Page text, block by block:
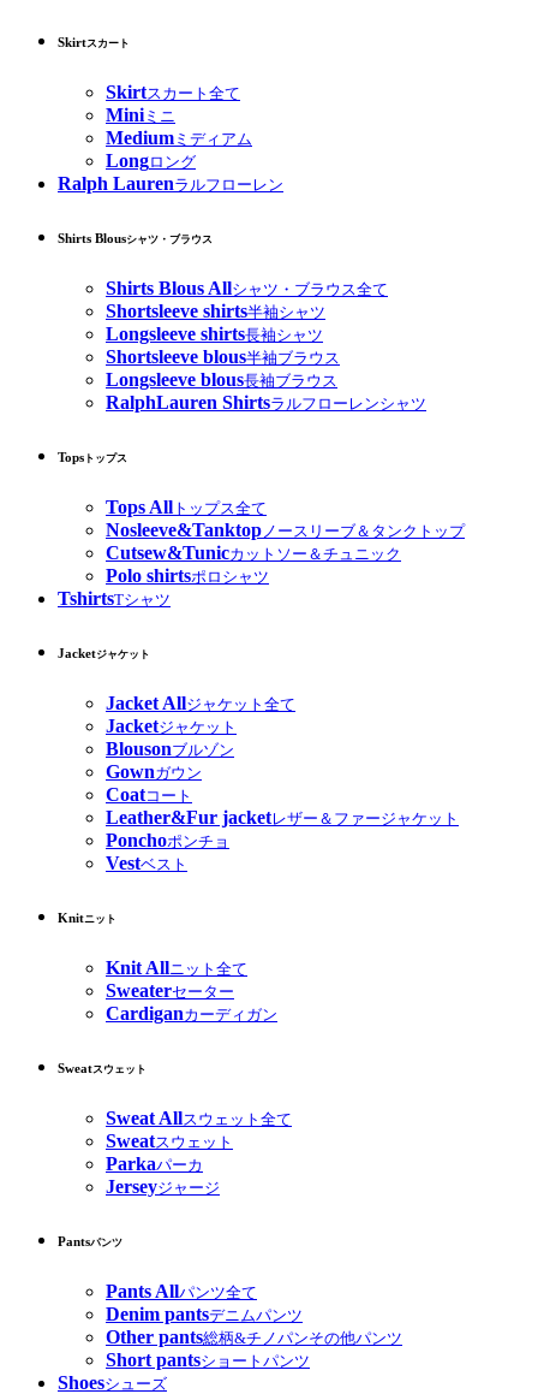
Skirtスカート
Skirtスカート全て
Miniミニ
Medium ミディアム
Longロング
Ralph Laurenラルフローレン
Shirts Blousシャツ・ブラウス
Shirts Blous Allシャツ・ブラウス全て
Shortsleeve shirts半袖シャツ
Longsleeve shirts長袖シャツ
Shortsleeve blous半袖ブラウス
Longsleeve blous長袖ブラウス
RalphLauren Shirtsラルフローレンシャツ
Tops トップス
Tops All トップス全て
Nosleeve&Tanktop ノースリーブ＆タンクトップ
Cutsew&Tunicカットソー＆チュニック
Polo shirtsポロシャツ
TshirtsTシャツ
Jacketジャケット
Jacket Allジャケット全て
Jacketジャケット
Blousonブルゾン
Gownガウン
Coatコート
Leather&Fur jacketレザー＆ファージャケット
Ponchoポンチョ
Vestベスト
Knitニット
Knit Allニット全て
Sweaterセーター
Cardiganカーディガン
Sweatスウェット
Sweat Allスウェット全て
Sweatスウェット
Parkaパーカ
Jerseyジャージ
Pantsパンツ
Pants Allパンツ全て
Denim pantsデニムパンツ
Other pants総柄&チノパンその他パンツ
Short pantsショートパンツ
Shoesシューズ